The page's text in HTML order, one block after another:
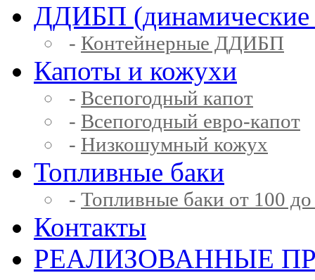
ДДИБП
- Контейнерные ДДИБП
Капоты и кожухи
- Всепогодный капот
- Всепогодный евро-капот
- Низкошумный кожух
Топливные баки
- Топливные баки от 100
Контакты
РЕАЛИЗОВАННЫЕ